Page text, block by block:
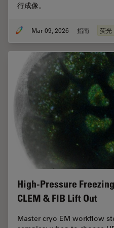
行成像。
Mar 09, 2026 指南 荧光
High-Pressure
CLEM & FIB Lift Out
Master cryo EM workflow